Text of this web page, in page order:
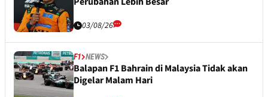
03/08/26
F1 NEWS
Balapan F1 Bahrain di Malaysia Tidak akan
Digelar Malam Hari